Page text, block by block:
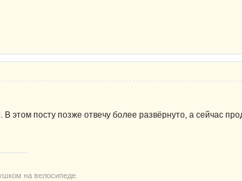
этом посту позже отвечу более развёрнуто, а сейчас
на велосипеде.